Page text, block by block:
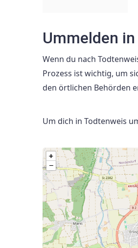
Ummelden
Wenn du nach
Prozess ist wichtig, um
den örtlichen Behörden
Um dich in Todtenweis